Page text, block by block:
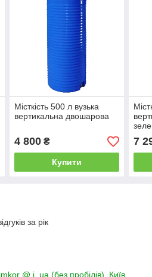
Місткість 500 л вузька
вертикальна двошарова
4 800₴
Купити
7
за рік
@ i. ua (без пробілів), Київ,